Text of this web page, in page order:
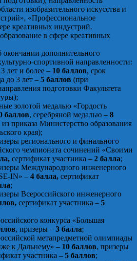
изобразительного искусства и
«Профессиональное
креативных индустрий.
в сфере креативных
окончании дополнительного
спортивной направленности:
лет и более – 10 баллов, срок
до 3 лет – 5 баллов (при
подготовки Факультета
золотой медалью «Гордость
баллов, серебряной медалью – 8
приказа Министерство образования
края);
регионального и финального
чемпионата сочинений «Своими
сертификат участника – 2 балла;
Международного инженерного
IN» – 4 балла, сертификат
;
Всероссийского инженерного
сертификат участника – 5
конкурса «Большая
, призеры – 3 балла;
метапредметной олимпиады
к Дальнему» – 10 баллов, призеры
участника – 5 баллов;